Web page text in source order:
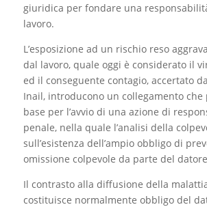
giuridica per fondare una
lavoro.
L’esposizione ad un rischio reso
dal lavoro, quale oggi è considerato il
ed il conseguente contagio, accertato
Inail, introducono un collegamento che
base per l’avvio di una azione di
penale, nella quale l’analisi della
sull’esistenza dell’ampio obbligo di
omissione colpevole da parte del
Il contrasto alla diffusione della
costituisce normalmente obbligo del